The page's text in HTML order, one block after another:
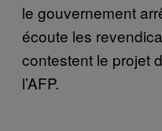
le gouvernement
écoute les
contestent le projet
l’AFP.